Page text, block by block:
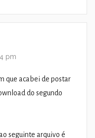
pm
que acabei de postar
do segundo
seguinte arquivo é